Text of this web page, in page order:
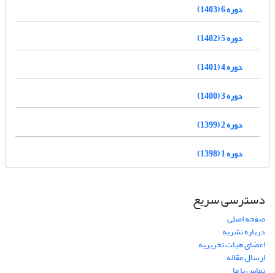
دوره 6 (1403)
دوره 5 (1402)
دوره 4 (1401)
دوره 3 (1400)
دوره 2 (1399)
دوره 1 (1398)
دسترسی سریع
صفحه اصلی
درباره نشریه
اعضای هیات تحریریه
ارسال مقاله